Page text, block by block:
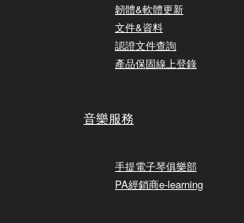
韌體&軟體更新
文件&資料
認證文件查詢
產品保固線上登錄
音樂服務
手提電子琴俱樂部
PA經銷商e-learning